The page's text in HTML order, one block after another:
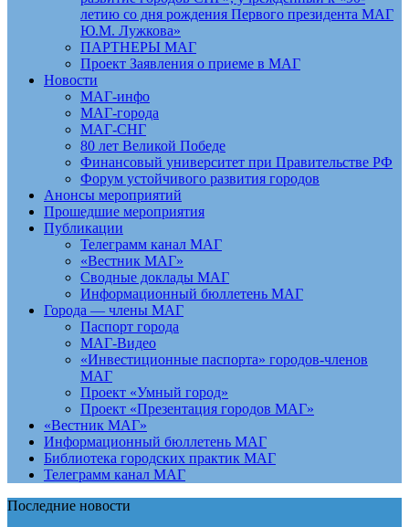
летию со дня рождения Первого президента МАГ
Ю.М. Лужкова»
ПАРТНЕРЫ МАГ
Проект Заявления о приеме в МАГ
Новости
МАГ-инфо
МАГ-города
МАГ-СНГ
80 лет Великой Победе
Финансовый университет при Правительстве РФ
Форум устойчивого развития городов
Анонсы мероприятий
Прошедшие мероприятия
Публикации
Телеграмм канал МАГ
«Вестник МАГ»
Сводные доклады МАГ
Информационный бюллетень МАГ
Города — члены МАГ
Паспорт города
МАГ-Видео
«Инвестиционные паспорта» городов-членов
МАГ
Проект «Умный город»
Проект «Презентация городов МАГ»
«Вестник МАГ»
Информационный бюллетень МАГ
Библиотека городских практик МАГ
Телеграмм канал МАГ
Последние новости